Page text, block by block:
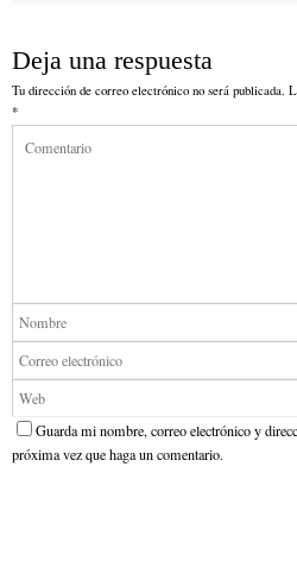
Deja una respuesta
Tu dirección de correo electrónico no será publicada.
*
Guarda mi nombre, correo electrónico y
próxima vez que haga un comentario.